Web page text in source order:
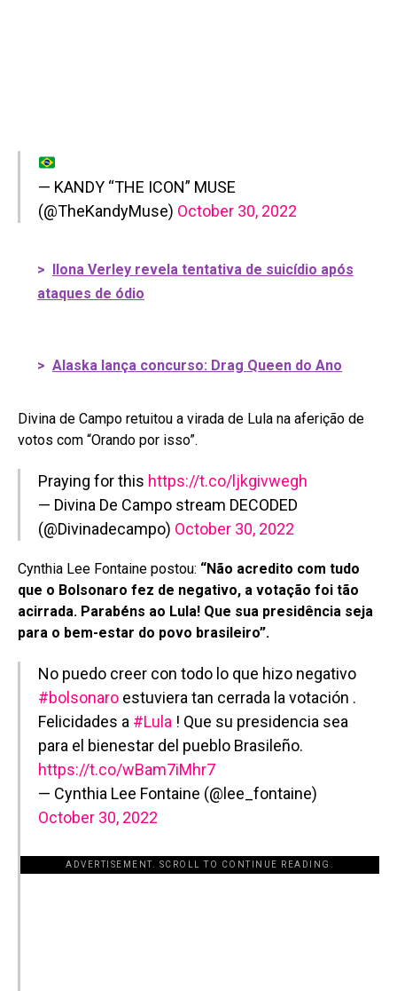
— KANDY “THE ICON” MUSE
(@TheKandyMuse) October 30, 2022
> Ilona Verley revela tentativa de suicídio após
ataques de ódio
> Alaska lança concurso: Drag Queen do Ano
Divina de Campo retuitou a virada de Lula na aferição de
votos com “Orando por isso”.
Praying for this https://t.co/ljkgivwegh
— Divina De Campo stream DECODED
(@Divinadecampo) October 30, 2022
Cynthia Lee Fontaine postou: “Não acredito com tudo
que o Bolsonaro fez de negativo, a votação foi tão
acirrada. Parabéns ao Lula! Que sua presidência seja
para o bem-estar do povo brasileiro”.
No puedo creer con todo lo que hizo negativo
#bolsonaro estuviera tan cerrada la votación .
Felicidades a #Lula ! Que su presidencia sea
para el bienestar del pueblo Brasileño.
https://t.co/wBam7iMhr7
— Cynthia Lee Fontaine (@lee_fontaine)
October 30, 2022
ADVERTISEMENT. SCROLL TO CONTINUE READING.